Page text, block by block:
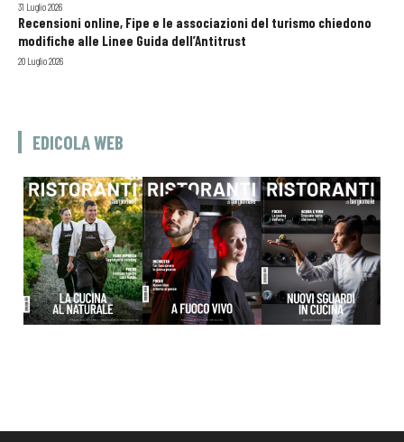
31 Luglio 2026
Recensioni online, Fipe e le associazioni del turismo chiedono
modifiche alle Linee Guida dell’Antitrust
20 Luglio 2026
EDICOLA WEB